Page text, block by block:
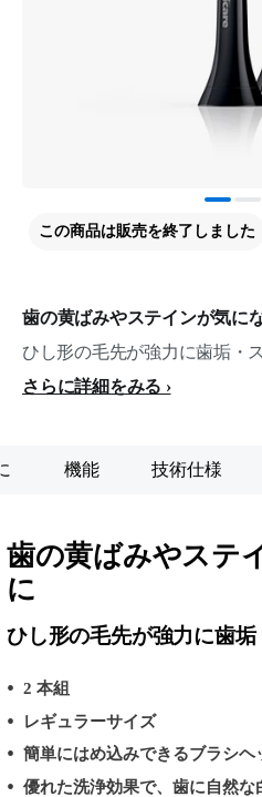
歯の黄ばみやステインが気に
ひし形の毛先が強力に歯垢・
さらに詳細をみる
この商品は販売を終了しました
機能 技術仕様
歯の黄ばみやステ
に
ひし形の毛先が強力に歯
2 本組
レギュラーサイズ
簡単にはめ込みできるブラシヘ
優れた洗浄効果で、歯に自然な